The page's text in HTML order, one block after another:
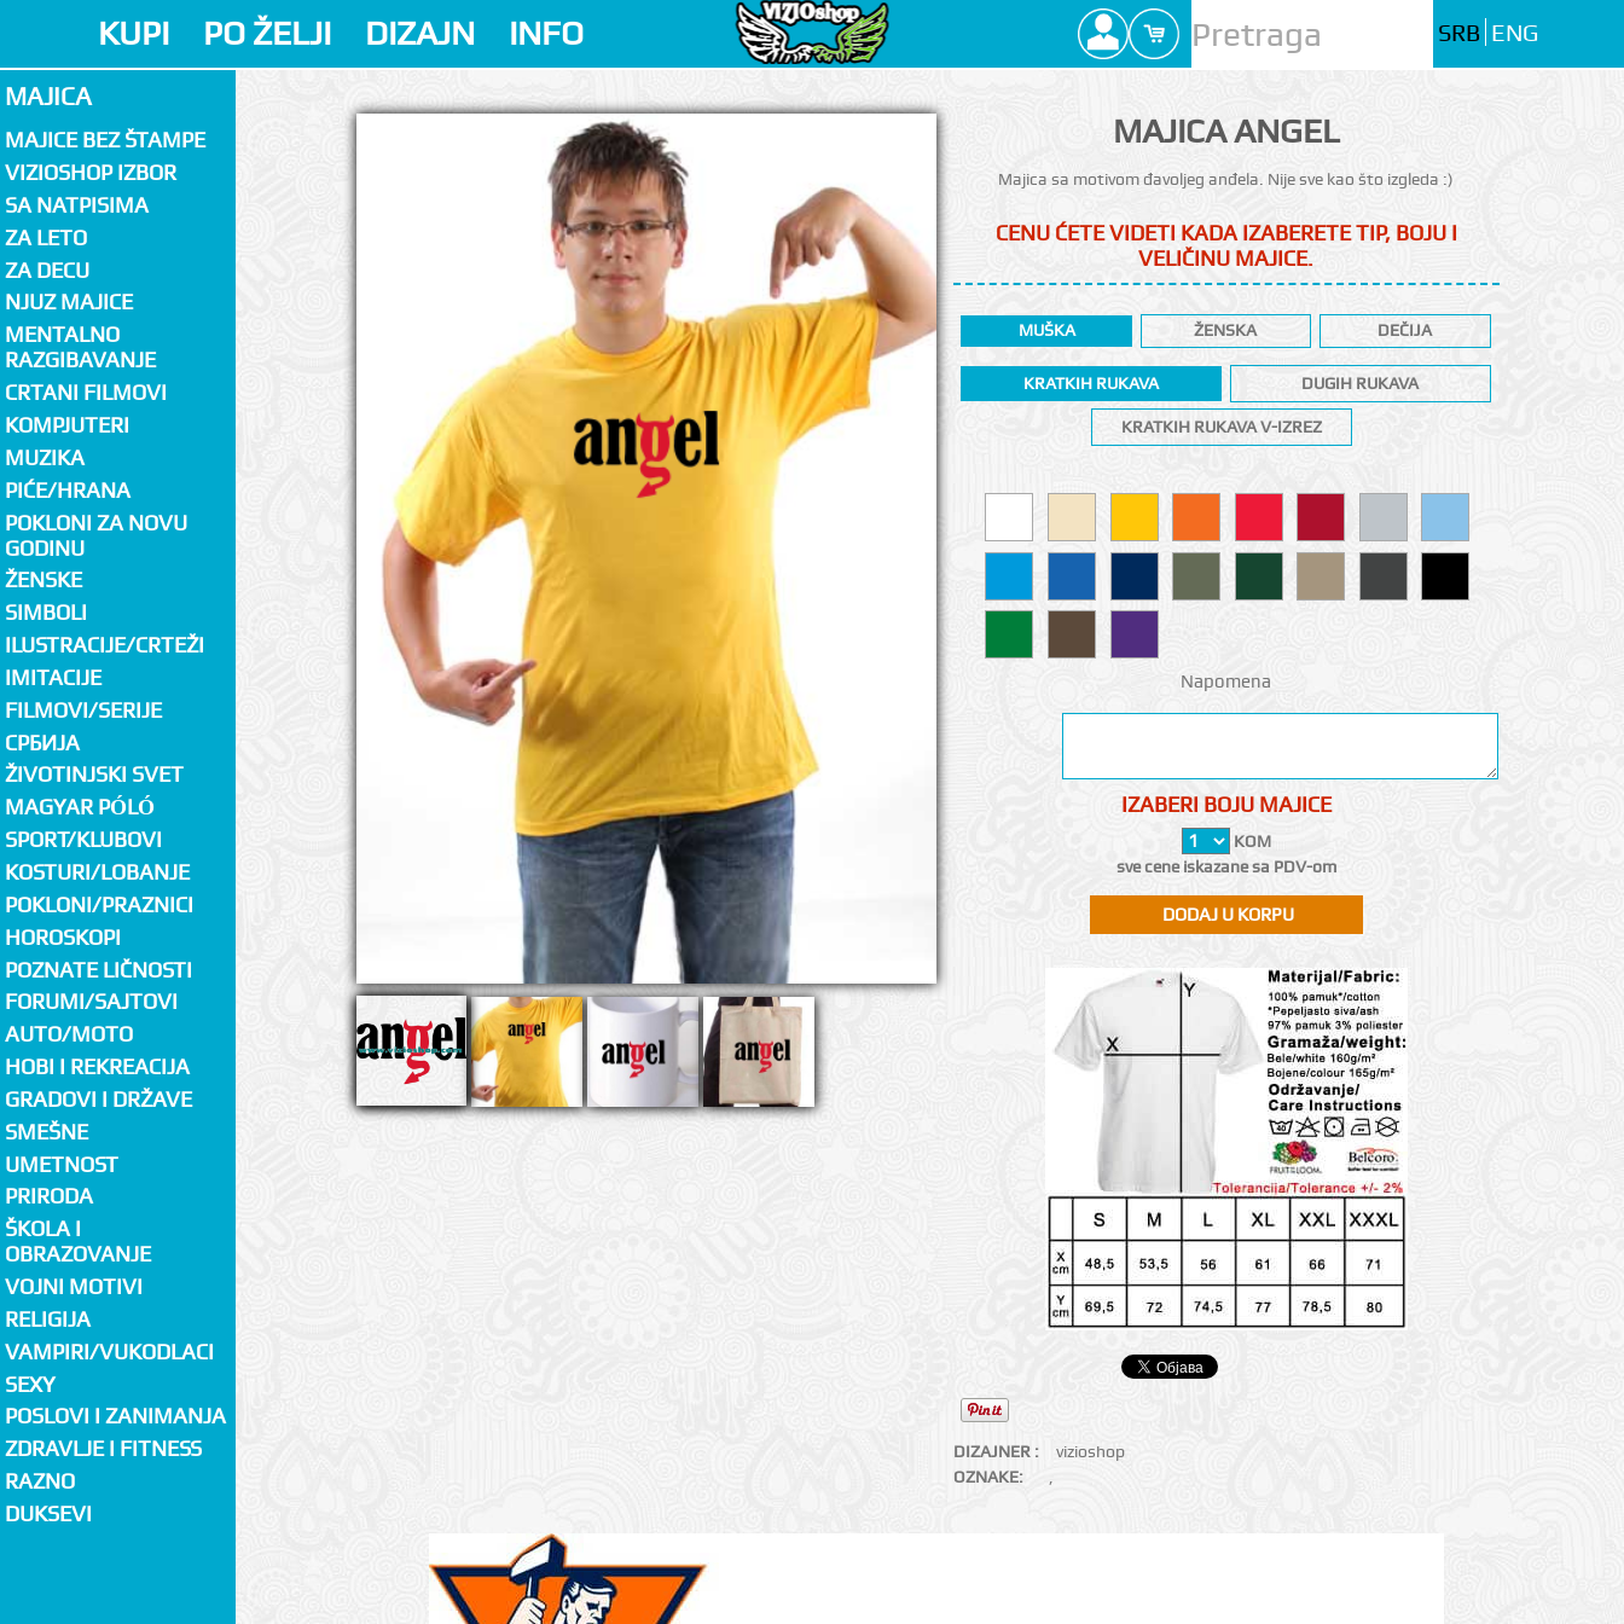
KUPI PO ŽELJI DIZAJN INFO SRB ENG
MAJICA
MAJICE BEZ ŠTAMPE
VIZIOSHOP IZBOR
SA NATPISIMA
ZA LETO
ZA DECU
NJUZ MAJICE
MENTALNO
RAZGIBAVANJE
CRTANI FILMOVI
KOMPJUTERI
MUZIKA
PIĆE/HRANA
POKLONI ZA NOVU
GODINU
ŽENSKE
SIMBOLI
ILUSTRACIJE/CRTEŽI
IMITACIJE
FILMOVI/SERIJE
СРБИЈА
ŽIVOTINJSKI SVET
MAGYAR PÓLÓ
SPORT/KLUBOVI
KOSTURI/LOBANJE
POKLONI/PRAZNICI
HOROSKOPI
POZNATE LIČNOSTI
FORUMI/SAJTOVI
AUTO/MOTO
HOBI I REKREACIJA
GRADOVI I DRŽAVE
SMEŠNE
UMETNOST
PRIRODA
ŠKOLA I
OBRAZOVANJE
VOJNI MOTIVI
RELIGIJA
VAMPIRI/VUKODLACI
SEXY
POSLOVI I ZANIMANJA
ZDRAVLJE I FITNESS
RAZNO
DUKSEVI
MAJICA ANGEL
Majica sa motivom đavoljeg anđela. Nije sve kao što izgleda :)
CENU ĆETE VIDETI KADA IZABERETE TIP, BOJU I
VELIČINU MAJICE.
MUŠKA ŽENSKA DEČIJA
KRATKIH RUKAVA DUGIH RUKAVA
KRATKIH RUKAVA V-IZREZ
Napomena
IZABERI BOJU MAJICE
KOM
sve cene iskazane sa PDV-om
DIZAJNER :
vizioshop
OZNAKE: